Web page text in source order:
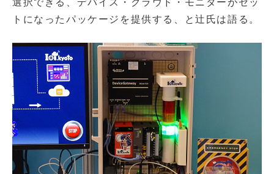
トになったパッケージを提供する、と辻氏は語る。